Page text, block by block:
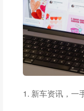
1. 新车资讯，一